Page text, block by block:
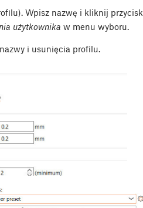
Wpisz nazwę i kliknij przycisk
użytkownika w menu wyboru.
i usunięcia profilu.